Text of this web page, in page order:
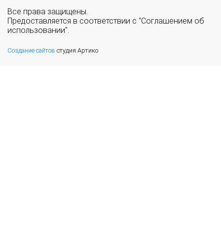
Все права защищены.
Предоставляется в соответствии с "Соглашением об
использовании".
Создание сайтов студия Артико